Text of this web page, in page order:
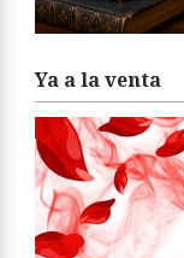
Ya a la venta